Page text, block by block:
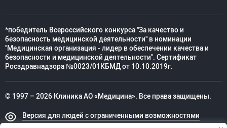
*победитель Всероссийского конкурса "За качество и
безопасность медицинской деятельности" в номинации
"Медицинская организация - лидер в обеспечении качества и
безопасности и медицинской деятельности". Сертификат
Росздравнадзора №0023/01КБМД от 10.10.2019г.
© 1997 – 2026 Клиника АО «Медицина». Все права защищены.
Версия для людей с ограниченными возможностями